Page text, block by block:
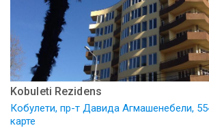
Kobuleti Rezidens
Кобулети, пр-т Давида Агмашенебели,
карте